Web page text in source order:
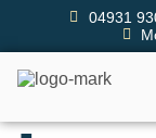
04931